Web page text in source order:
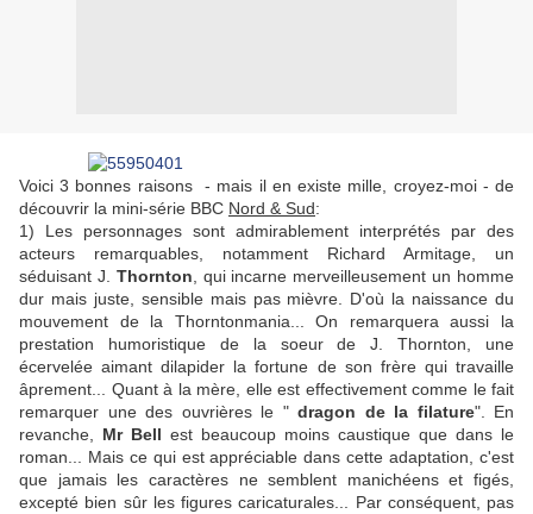
Voici 3 bonnes raisons - mais il en existe mille, croyez-moi - de
découvrir la mini-série BBC Nord & Sud:
1) Les personnages sont admirablement interprétés par des
acteurs remarquables, notamment Richard Armitage, un
séduisant J. Thornton , qui incarne merveilleusement un homme
dur mais juste, sensible mais pas mièvre. D'où la naissance du
mouvement de la Thorntonmania... On remarquera aussi la
prestation humoristique de la soeur de J. Thornton, une
écervelée aimant dilapider la fortune de son frère qui travaille
âprement... Quant à la mère, elle est effectivement comme le fait
remarquer une des ouvrières le " dragon de la filature". En
revanche,
Mr Bell est beaucoup moins caustique que dans le
roman... Mais ce qui est appréciable dans cette adaptation, c'est
que jamais les caractères ne semblent manichéens et figés,
excepté bien sûr les figures caricaturales... Par conséquent, pas